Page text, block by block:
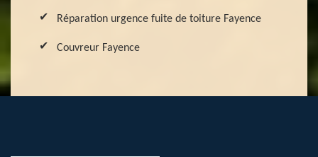
Réparation urgence fuite de toiture Fayence
Couvreur Fayence